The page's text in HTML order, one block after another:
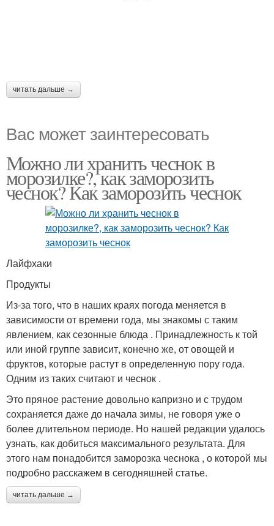
читать дальше →
Вас может заинтересовать
Можно ли хранить чеснок в
морозилке?, как заморозить
чеснок? Как заморозить чеснок
Лайфхаки
Продукты
Из-за того, что в наших краях погода меняется в
зависимости от времени года, мы знакомы с таким
явлением, как сезонные блюда . Принадлежность к той
или иной группе зависит, конечно же, от овощей и
фруктов, которые растут в определенную пору года.
Одним из таких считают и чеснок .
Это пряное растение довольно капризно и с трудом
сохраняется даже до начала зимы, не говоря уже о
более длительном периоде. Но нашей редакции удалось
узнать, как добиться максимального результата. Для
этого нам понадобится заморозка чеснока , о которой мы
подробно расскажем в сегодняшней статье.
читать дальше →